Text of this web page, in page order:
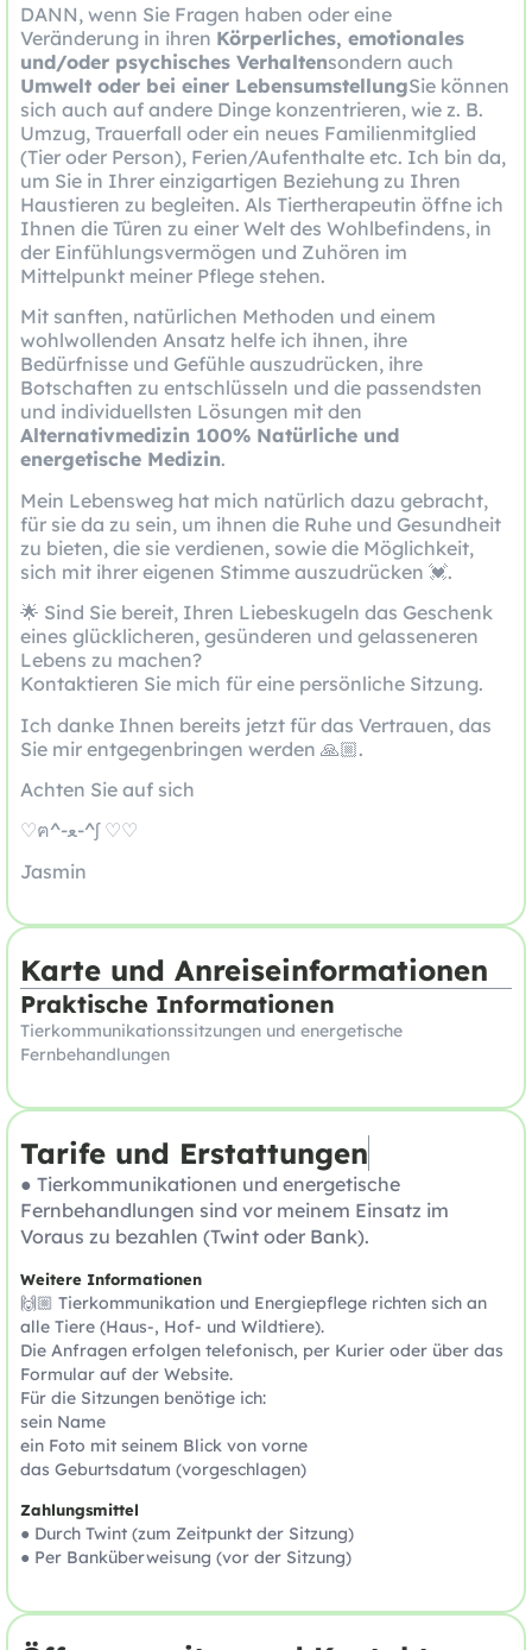
DANN, wenn Sie Fragen haben oder eine
Veränderung in ihren Körperliches, emotionales
und/oder psychisches Verhaltensondern auch
Umwelt oder bei einer LebensumstellungSie können
sich auch auf andere Dinge konzentrieren, wie z. B.
Umzug, Trauerfall oder ein neues Familienmitglied
(Tier oder Person), Ferien/Aufenthalte etc. Ich bin da,
um Sie in Ihrer einzigartigen Beziehung zu Ihren
Haustieren zu begleiten. Als Tiertherapeutin öffne ich
Ihnen die Türen zu einer Welt des Wohlbefindens, in
der Einfühlungsvermögen und Zuhören im
Mittelpunkt meiner Pflege stehen.
Mit sanften, natürlichen Methoden und einem
wohlwollenden Ansatz helfe ich ihnen, ihre
Bedürfnisse und Gefühle auszudrücken, ihre
Botschaften zu entschlüsseln und die passendsten
und individuellsten Lösungen mit den
Alternativmedizin 100% Natürliche und
energetische Medizin.
Mein Lebensweg hat mich natürlich dazu gebracht,
für sie da zu sein, um ihnen die Ruhe und Gesundheit
zu bieten, die sie verdienen, sowie die Möglichkeit,
sich mit ihrer eigenen Stimme auszudrücken 💓.
🌟 Sind Sie bereit, Ihren Liebeskugeln das Geschenk
eines glücklicheren, gesünderen und gelasseneren
Lebens zu machen?
Kontaktieren Sie mich für eine persönliche Sitzung.
Ich danke Ihnen bereits jetzt für das Vertrauen, das
Sie mir entgegenbringen werden 🙏🏼.
Achten Sie auf sich
♡ฅ^-ﻌ-^ʃ ♡♡
Jasmin
Karte und Anreiseinformationen
Praktische Informationen
Tierkommunikationssitzungen und energetische
Fernbehandlungen
Tarife und Erstattungen
● Tierkommunikationen und energetische
Fernbehandlungen sind vor meinem Einsatz im
Voraus zu bezahlen (Twint oder Bank).
Weitere Informationen
🙌🏼 Tierkommunikation und Energiepflege richten sich an
alle Tiere (Haus-, Hof- und Wildtiere).
Die Anfragen erfolgen telefonisch, per Kurier oder über das
Formular auf der Website.
Für die Sitzungen benötige ich:
sein Name
ein Foto mit seinem Blick von vorne
das Geburtsdatum (vorgeschlagen)
Zahlungsmittel
● Durch Twint (zum Zeitpunkt der Sitzung)
● Per Banküberweisung (vor der Sitzung)